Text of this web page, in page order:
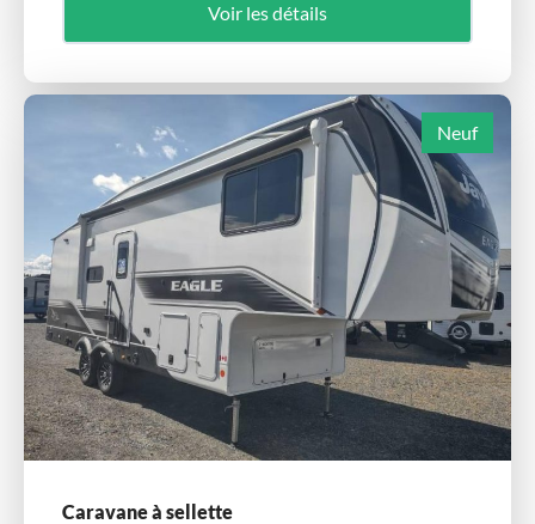
Voir les détails
Neuf
Caravane à sellette